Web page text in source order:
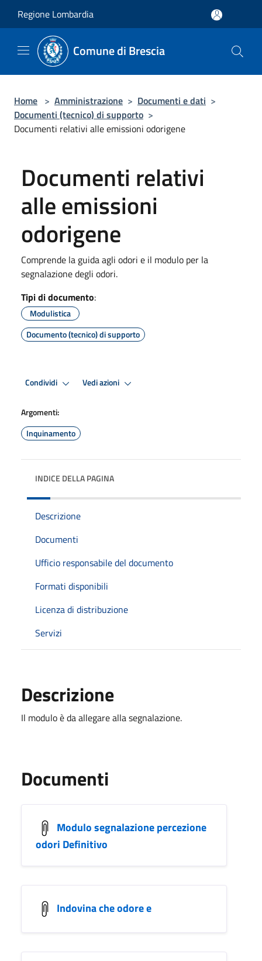
Regione Lombardia
Comune di Brescia
Home > Amministrazione > Documenti e dati >
Documenti (tecnico) di supporto >
Documenti relativi alle emissioni odorigene
Documenti relativi
alle emissioni
odorigene
Comprende la guida agli odori e il modulo per la
segnalazione degli odori.
Tipi di documento:
Modulistica
Documento (tecnico) di supporto
Condividi Vedi azioni
Argomenti:
Inquinamento
INDICE DELLA PAGINA
Descrizione
Documenti
Ufficio responsabile del documento
Formati disponibili
Licenza di distribuzione
Servizi
Descrizione
Il modulo è da allegare alla segnalazione.
Documenti
Modulo segnalazione percezione
odori Definitivo
Indovina che odore e